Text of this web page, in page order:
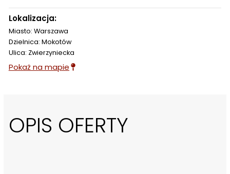
Lokalizacja:
Miasto: Warszawa
Dzielnica: Mokotów
Ulica: Zwierzyniecka
Pokaż na mapie
OPIS OFERTY